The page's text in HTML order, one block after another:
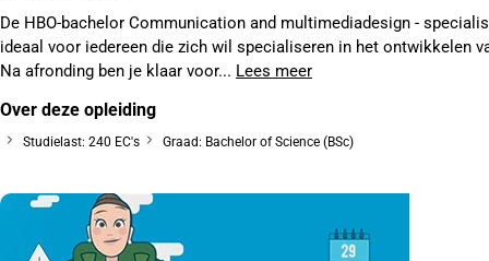
De HBO-bachelor Communication and multimediadesign -
ideaal voor iedereen die zich wil specialiseren in het ontwikkelen
Na afronding ben je klaar voor... Lees meer
Over deze opleiding
Studielast: 240 EC's Graad: Bachelor of Science (BSc)